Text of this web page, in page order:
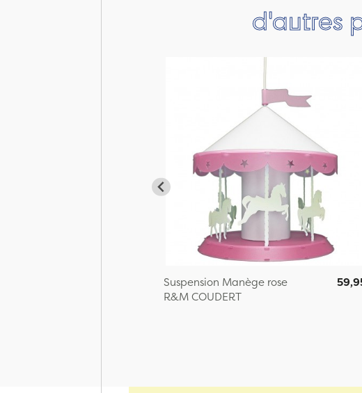
d'autres
Suspension Manège rose
R&M COUDERT